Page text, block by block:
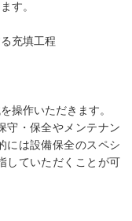
す。
充填工程
操作いただきます。
守・保全やメンテナン
には設備保全のスペシ
していただくことが可